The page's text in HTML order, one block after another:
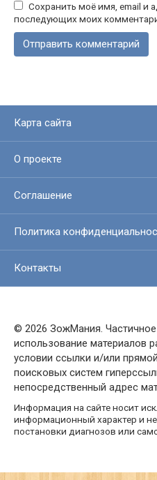
Сохранить моё имя, email и
последующих моих
Карта сайта
О проекте
Соглашение
Политика
Контакты
© 2026 ЗожМания.
использование материалов
условии ссылки и/или
поисковых систем
непосредственный адрес
Информация на сайте носит
информационный характер и
постановки диагнозов или